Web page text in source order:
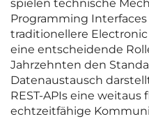
spielen technische
Programming Interfaces
traditionellere
eine entscheidende
Jahrzehnten den
Datenaustausch
REST-APIs eine weitaus
echtzeitfähige